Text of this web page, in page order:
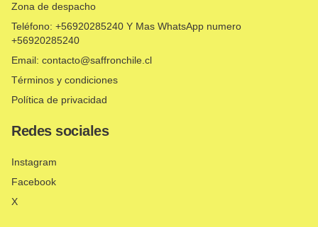
Zona de despacho
Teléfono: +56920285240 Y Mas WhatsApp numero
+56920285240
Email: contacto@saffronchile.cl
Términos y condiciones
Política de privacidad
Redes sociales
Instagram
Facebook
X